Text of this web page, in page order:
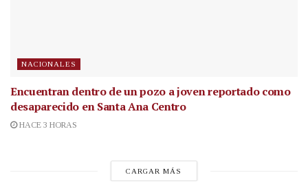
NACIONALES
Encuentran dentro de un pozo a joven reportado como
desaparecido en Santa Ana Centro
HACE 3 HORAS
CARGAR MÁS